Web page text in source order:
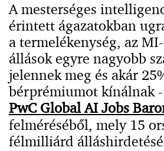
A mesterséges
érintett ágazatokban
a termelékenység, az
állások egyre nagyobb
jelennek meg és akár
bérprémiumot kínálnak
PwC Global AI Jobs
felméréséből, mely 15
félmilliárd